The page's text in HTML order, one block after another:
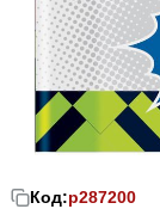
Код:р287200